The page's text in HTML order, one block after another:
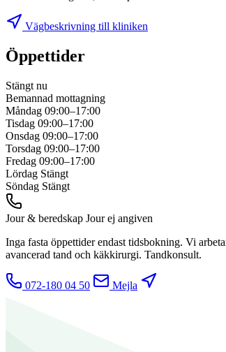
Vägbeskrivning till kliniken
Öppettider
Stängt nu
Bemannad mottagning
Måndag 09:00–17:00
Tisdag 09:00–17:00
Onsdag 09:00–17:00
Torsdag 09:00–17:00
Fredag 09:00–17:00
Lördag Stängt
Söndag Stängt
Jour & beredskap Jour ej angiven
Inga fasta öppettider endast tidsbokning. Vi
avancerad tand och käkkirurgi. Tandkonsult.
072-180 04 50 Mejla